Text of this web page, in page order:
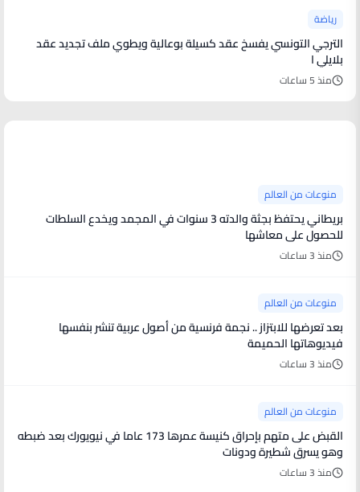
رياضة
الترجي التونسي يفسخ عقد كسيلة بوعالية ويطوي ملف تجديد عقد
بلايلي ا
منذ 5 ساعات
منوعات من العالم
بريطاني يحتفظ بجثة والدته 3 سنوات في المجمد ويخدع السلطات
للحصول على معاشها
منذ 3 ساعات
منوعات من العالم
بعد تعرضها للابتزاز .. نجمة فرنسية من أصول عربية تنشر بنفسها
فيديوهاتها الحميمة
منذ 3 ساعات
منوعات من العالم
القبض على متهم بإحراق كنيسة عمرها 173 عاما في نيويورك بعد ضبطه
وهو يسرق شطيرة ودونات
منذ 3 ساعات